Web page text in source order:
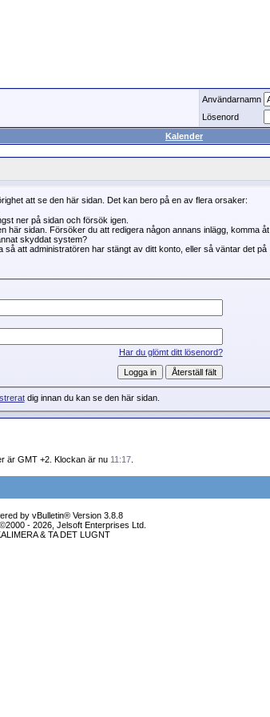
Användarnamn
Lösenord
Kalender
att se den här sidan. Det kan bero på en av flera orsaker:
ner på sidan och försök igen.
här sidan. Försöker du att redigera någon annans inlägg, komma åt
skyddat system?
att administratören har stängt av ditt konto, eller så väntar det på
Har du glömt ditt lösenord?
dig innan du kan se den här sidan.
är GMT +2. Klockan är nu 11:17
by vBulletin® Version 3.8.8
- 2026, Jelsoft Enterprises Ltd.
& TA DET LUGNT